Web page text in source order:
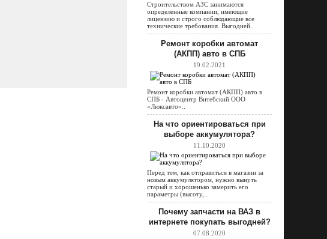
Строительством АЗС занимаются
определенные компании, имеющие
лицензию и строго соблюдающие все
технические требования. Выгодней..
Ремонт коробки автомат
(АКПП) авто в СПБ
19.02.2021
Ремонт коробки автомат (АКПП) авто в
СПБ - Автоцентр Витебский ООО
«Люксавто»..
На что ориентироваться при
выборе аккумулятора?
11.10.2020
Перед тем, как отправиться в магазин за
новым аккумулятором, нужно вынуть
старый и хорошенько замерить его
параметры (высоту,..
Почему запчасти на ВАЗ в
интернете покупать выгодней?
07.08.2020